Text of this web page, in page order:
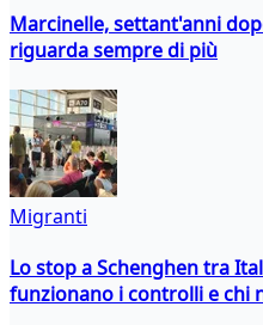
Marcinelle, settant'anni
riguarda sempre di più
Migranti
Lo stop a Schenghen tra
funzionano i controlli e chi